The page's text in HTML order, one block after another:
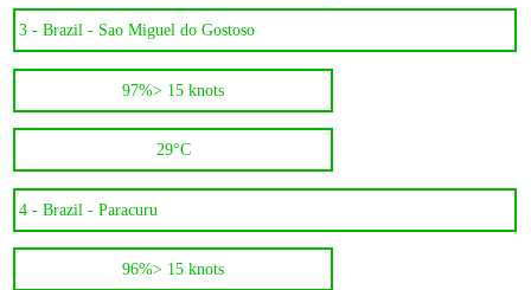
3 -Brazil - Sao Miguel do Gostoso
97%> 15 knots
29°C
4 -Brazil - Paracuru
96%> 15 knots